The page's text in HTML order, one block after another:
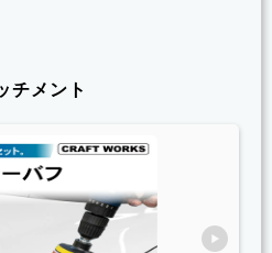
チメント